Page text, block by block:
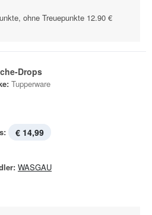
ohne Treuepunkte 12.90 €
Drops
Tupperware
€ 14,99
WASGAU